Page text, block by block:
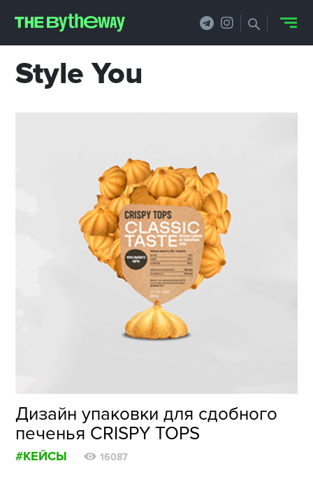
Style You
Дизайн упаковки для сдобного
печенья CRISPY TOPS
#КЕЙСЫ 16087
НОВОСТИ
PRO.ОБЗОР
ФИЛОСОФИЯ
КРЕАТИВА
БИЗНЕС И
ТЕХНОЛОГИИ
ФЕСТИВАЛИ
ФОТОГРАФИЯ
ИСТОРИИ БРЕНДОВ
О ПРОЕКТЕ